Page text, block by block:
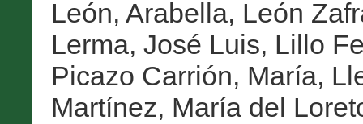
León, Arabella, León
Lerma, José Luis, Lillo
Picazo Carrión, María,
Martínez, María del